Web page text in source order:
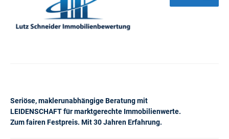
Seriöse, maklerunabhängige Beratung mit
LEIDENSCHAFT für marktgerechte Immobilienwerte.
Zum fairen Festpreis. Mit 30 Jahren Erfahrung.